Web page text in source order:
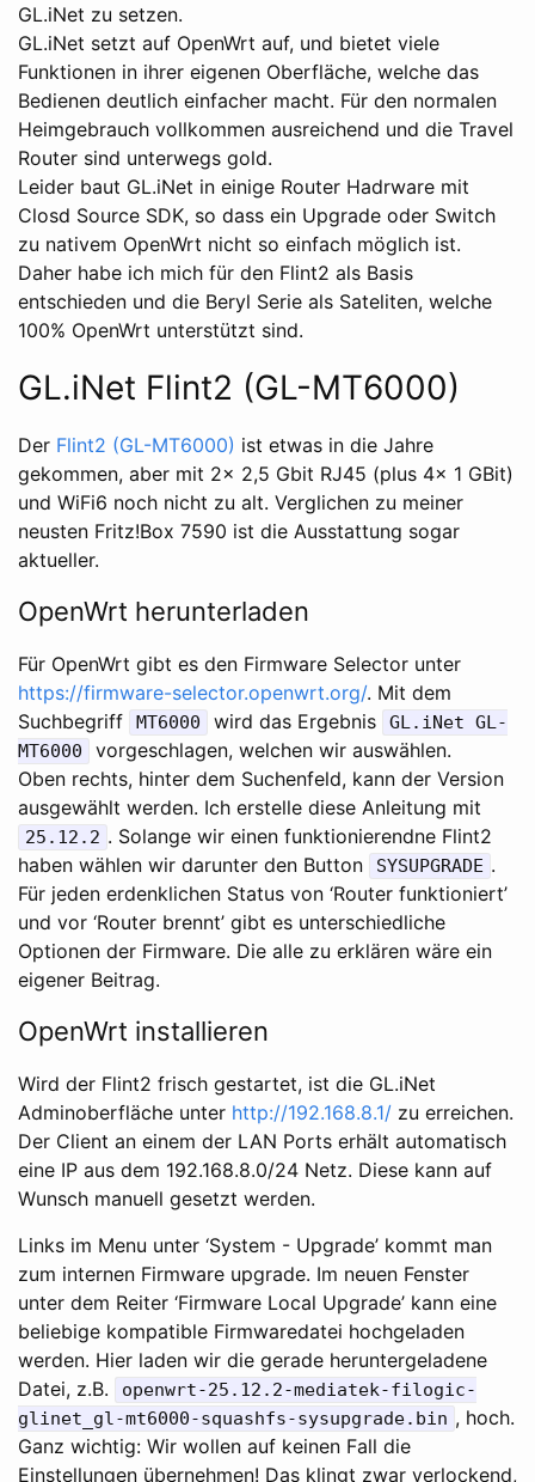
GL.iNet zu setzen.
GL.iNet setzt auf OpenWrt auf, und bietet viele
Funktionen in ihrer eigenen Oberfläche, welche das
Bedienen deutlich einfacher macht. Für den normalen
Heimgebrauch vollkommen ausreichend und die Travel
Router sind unterwegs gold.
Leider baut GL.iNet in einige Router Hadrware mit
Closd Source SDK, so dass ein Upgrade oder Switch
zu nativem OpenWrt nicht so einfach möglich ist.
Daher habe ich mich für den Flint2 als Basis
entschieden und die Beryl Serie als Sateliten, welche
100% OpenWrt unterstützt sind.
GL.iNet Flint2 (GL-MT6000)
Der Flint2 (GL-MT6000) ist etwas in die Jahre
gekommen, aber mit 2x 2,5 Gbit RJ45 (plus 4x 1 GBit)
und WiFi6 noch nicht zu alt. Verglichen zu meiner
neusten Fritz!Box 7590 ist die Ausstattung sogar
aktueller.
OpenWrt herunterladen
Für OpenWrt gibt es den Firmware Selector unter
https://firmware-selector.openwrt.org/. Mit dem
Suchbegriff
MT6000 wird das Ergebnis
GL.iNet GL-
MT6000
vorgeschlagen, welchen wir auswählen.
Oben rechts, hinter dem Suchenfeld, kann der Version
ausgewählt werden. Ich erstelle diese Anleitung mit
25.12.2 . Solange wir einen funktionierendne Flint2
haben wählen wir darunter den Button
SYSUPGRADE .
Für jeden erdenklichen Status von ‘Router funktioniert’
und vor ‘Router brennt’ gibt es unterschiedliche
Optionen der Firmware. Die alle zu erklären wäre ein
eigener Beitrag.
OpenWrt installieren
Wird der Flint2 frisch gestartet, ist die GL.iNet
Adminoberfläche unter http://192.168.8.1/ zu erreichen.
Der Client an einem der LAN Ports erhält automatisch
eine IP aus dem 192.168.8.0/24 Netz. Diese kann auf
Wunsch manuell gesetzt werden.
Links im Menu unter ‘System - Upgrade’ kommt man
zum internen Firmware upgrade. Im neuen Fenster
unter dem Reiter ‘Firmware Local Upgrade’ kann eine
beliebige kompatible Firmwaredatei hochgeladen
werden. Hier laden wir die gerade heruntergeladene
Datei, z.B.
openwrt-25.12.2-mediatek-filogic-
glinet_gl-mt6000-squashfs-sysupgrade.bin , hoch.
Ganz wichtig: Wir wollen auf keinen Fall die
Einstellungen übernehmen! Das klingt zwar verlockend,